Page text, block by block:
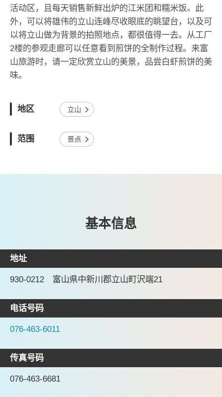
活动区，且每天销售新鲜出炉的江米团和糯米饭。此
外，可以将雄伟的立山连峰尽收眼底的眺望台，以及可
以将立山做为背景的拍照地点，都很值得一去。从工厂
2楼的参观走廊可以任意看到煎饼的全制作过程。来富
山旅游时，请一定欣赏立山的美景，品尝白虾煎饼的美
味。
地区 立山
范围 景点
基本信息
地址
930-0212 富山県中新川郡立山町沢端21
电话号码
076-463-6011
传真号码
076-463-6681